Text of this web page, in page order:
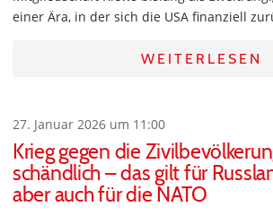
einer Ära, in der sich die USA finanziell
WEITERLESEN
27. Januar 2026 um 11:00
Krieg gegen die
schändlich – das gilt für
aber auch für die NATO